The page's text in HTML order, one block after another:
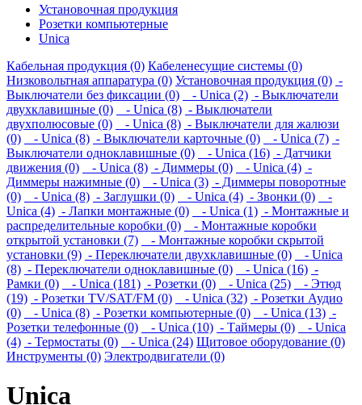
Установочная продукция
Розетки компьютерные
Unica
Кабельная продукция (0) Кабеленесущие системы (0)
Низковольтная аппаратура (0) Установочная продукция (0) -
Выключатели без фиксации (0)
- Unica (2) - Выключатели
двухклавишные (0)
- Unica (8) - Выключатели
двухполюсовые (0)
- Unica (8) - Выключатели для жалюзи
(0)
- Unica (8) - Выключатели карточные (0) - Unica (7) -
Выключатели одноклавишные (0)
- Unica (16) - Датчики
движения (0)
- Unica (8) - Диммеры (0) - Unica (4) -
Диммеры нажимные (0)
- Unica (3) - Диммеры поворотные
(0)
- Unica (8) - Заглушки (0) - Unica (4) - Звонки (0)
-
Unica (4) - Лапки монтажные (0) - Unica (1) - Монтажные и
распределительные коробки (0)
- Монтажные коробки
открытой установки (7)
- Монтажные коробки скрытой
установки (9) - Переключатели двухклавишные (0)
- Unica
(8) - Переключатели одноклавишные (0) - Unica (16) -
Рамки (0)
- Unica (181) - Розетки (0) - Unica (25)
- Этюд
(19) - Розетки TV/SAT/FM (0) - Unica (32) - Розетки Аудио
(0)
- Unica (8) - Розетки компьютерные (0) - Unica (13) -
Розетки телефонные (0)
- Unica (10) - Таймеры (0)
- Unica
(4) - Термостаты (0) - Unica (24) Щитовое оборудование (0)
Инструменты (0) Электродвигатели (0)
Unica